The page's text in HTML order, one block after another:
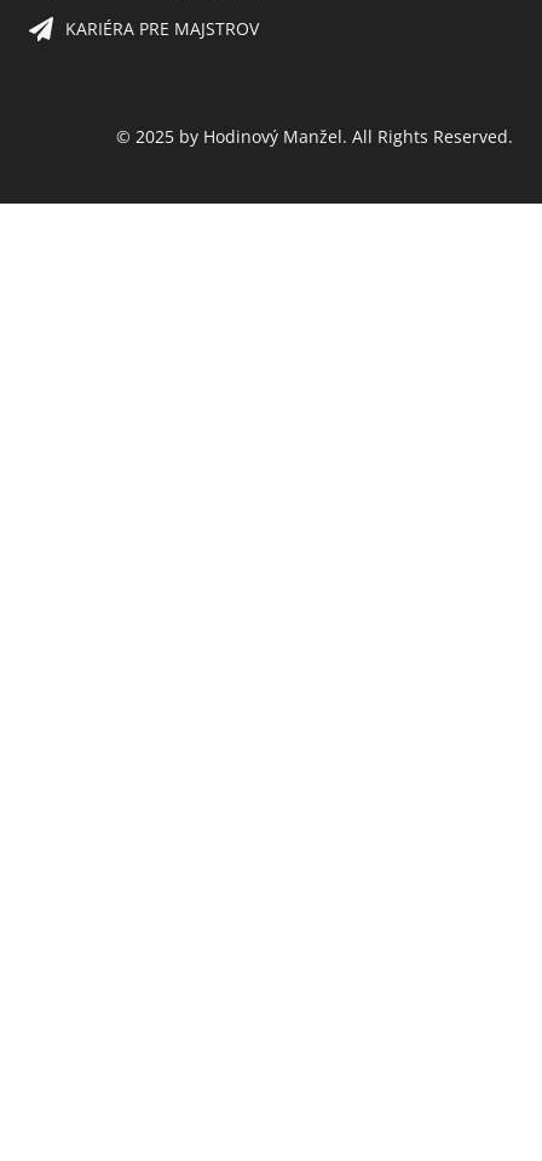
KARIÉRA PRE MAJSTROV​
© 2025 by Hodinový Manžel. All Rights Reserved.